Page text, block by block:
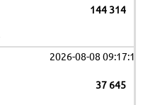
144 314
2026-08-08 09:17:19
37 645